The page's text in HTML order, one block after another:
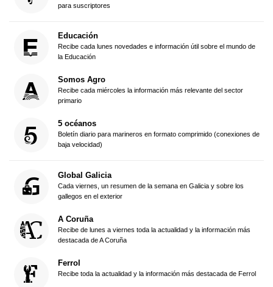
para suscriptores
Educación
Recibe cada lunes novedades e información útil sobre el mundo de
la Educación
Somos Agro
Recibe cada miércoles la información más relevante del sector
primario
5 océanos
Boletín diario para marineros en formato comprimido (conexiones de
baja velocidad)
Global Galicia
Cada viernes, un resumen de la semana en Galicia y sobre los
gallegos en el exterior
A Coruña
Recibe de lunes a viernes toda la actualidad y la información más
destacada de A Coruña
Ferrol
Recibe toda la actualidad y la información más destacada de Ferrol